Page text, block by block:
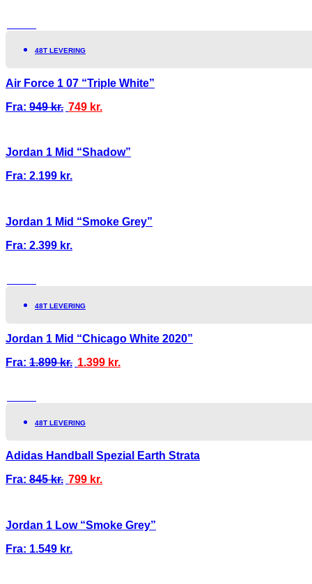
48T LEVERING
Air Force 1 07 “Triple White”
Fra: 949kr. 749 kr.
Jordan 1 Mid “Shadow”
Fra: 2.199 kr.
Jordan 1 Mid “Smoke Grey”
Fra: 2.399 kr.
48T LEVERING
Jordan 1 Mid “Chicago White 2020”
Fra: 1.899kr. 1.399 kr.
48T LEVERING
Adidas Handball Spezial Earth Strata
Fra: 845kr. 799 kr.
Jordan 1 Low “Smoke Grey”
Fra: 1.549 kr.